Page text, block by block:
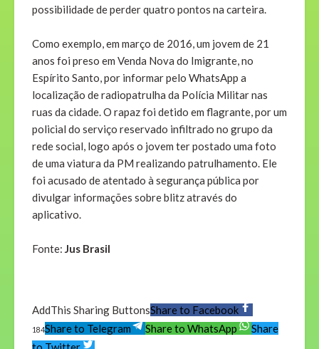
possibilidade de perder quatro pontos na carteira.
Como exemplo, em março de 2016, um jovem de 21
anos foi preso em Venda Nova do Imigrante, no
Espírito Santo, por informar pelo WhatsApp a
localização de radiopatrulha da Polícia Militar nas
ruas da cidade. O rapaz foi detido em flagrante, por um
policial do serviço reservado infiltrado no grupo da
rede social, logo após o jovem ter postado uma foto
de uma viatura da PM realizando patrulhamento. Ele
foi acusado de atentado à segurança pública por
divulgar informações sobre blitz através do
aplicativo.
Fonte: Jus Brasil
AddThis Sharing ButtonsShare to Facebook
184Share to Telegram Share to WhatsApp
Share